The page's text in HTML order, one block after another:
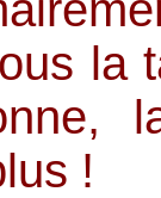
la
!